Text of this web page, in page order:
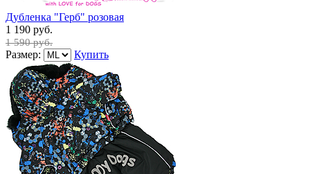
Дубленка "Герб" розовая
1 190 руб.
1 590 руб.
Размер: Купить